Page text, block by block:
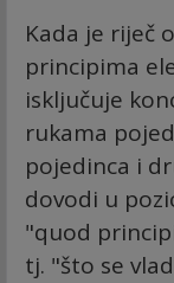
Kada je riječ
principima
isključuje
rukama
pojedinca i
dovodi u
"quod
tj. "što se